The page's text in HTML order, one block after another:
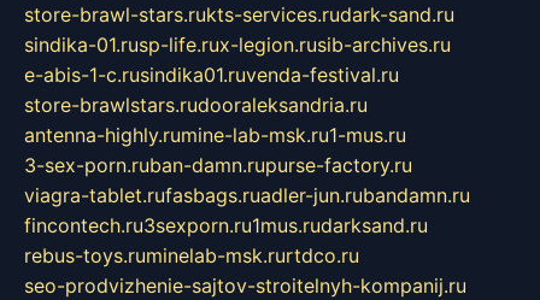
store-brawl-stars.rukts-services.rudark-sand.ru
sindika-01.rusp-life.rux-legion.rusib-archives.ru
e-abis-1-c.rusindika01.ruvenda-festival.ru
store-brawlstars.rudooraleksandria.ru
antenna-highly.rumine-lab-msk.ru1-mus.ru
3-sex-porn.ruban-damn.rupurse-factory.ru
viagra-tablet.rufasbags.ruadler-jun.rubandamn.ru
fincontech.ru3sexporn.ru1mus.rudarksand.ru
rebus-toys.ruminelab-msk.rurtdco.ru
seo-prodvizhenie-sajtov-stroitelnyh-kompanij.ru